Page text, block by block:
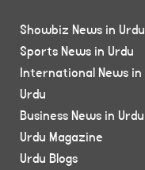
Showbiz News in Urdu
Sports News in Urdu
International News in
Urdu
Business News in Urdu
Urdu Magazine
Urdu Blogs